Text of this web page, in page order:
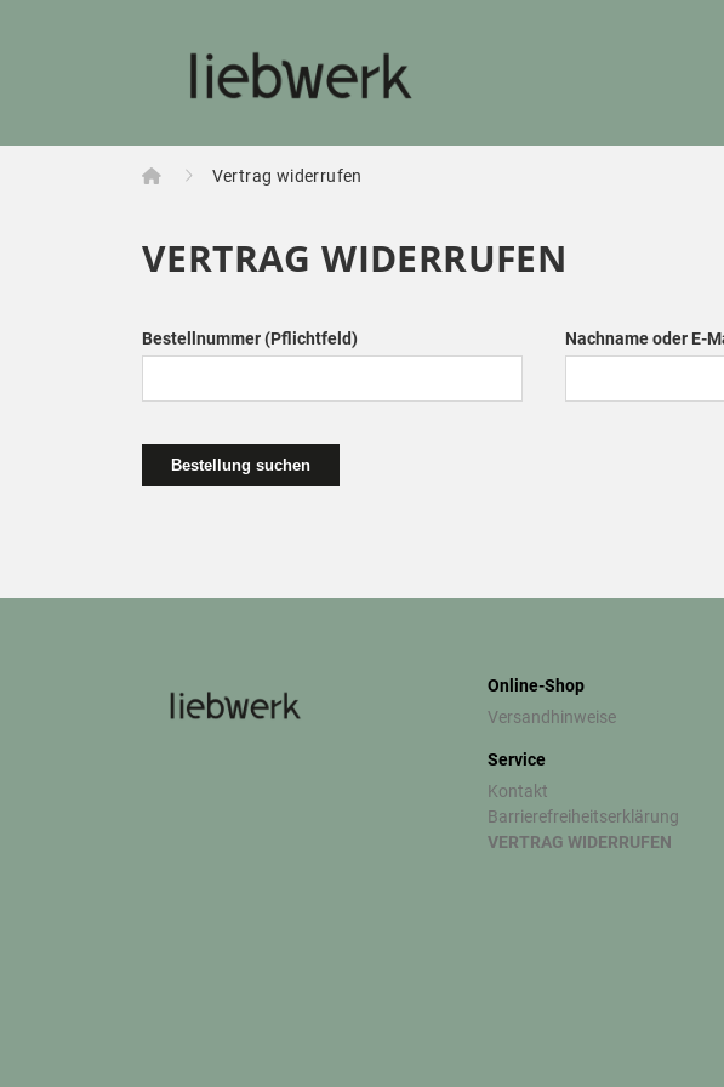
Home Vertrag widerrufen
VERTRAG WIDERRUFEN
Bestellnummer(Pflichtfeld) Nachname oder E-
Bestellung suchen
Online-Shop
Versandhinweise
Service
Kontakt
Barrierefreiheitserklärung
VERTRAG WIDERRUFEN